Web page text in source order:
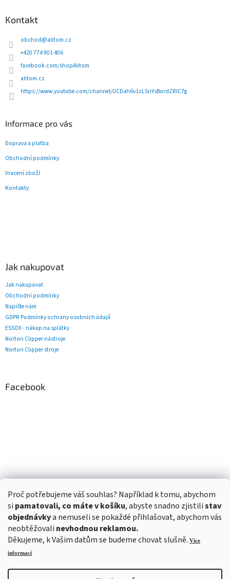
Proč potřebujeme váš souhlas? Například k tomu, abychom
si pamatovali, co máte v košíku, abyste snadno zjistilistav
objednávkya nemuseli se pokaždé přihlašovat, abychom vás
neobtěžovali nevhodnou reklamou.
Děkujeme, k Vašim datům se budeme chovat slušně. Více
informací
Kontakt
obchod@alitom.cz
+420 774 901 406
facebook.com/shopAlitom
alitom.cz
https://www.youtube.com/channel/UCDah6v1zLSnYsBordZRlC7g
Informace pro vás
Doprava a platba
Obchodní podmínky
Vracení zboží
Kontakty
Jak nakupovat
Jak nakupovat
Obchodní podmínky
Napište nám
GDPR Podmínky ochrany osobních údajů
ESSOX - nákup na splátky
Norton Clipper nástroje
Norton Clipper stroje
Facebook